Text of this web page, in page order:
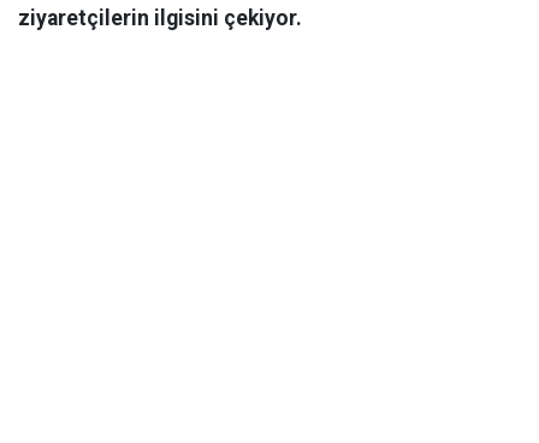
ziyaretçilerin ilgisini çekiyor.